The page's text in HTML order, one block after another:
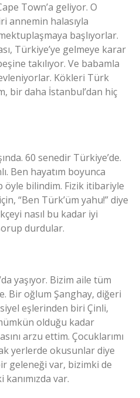
Town’a geliyor. O
annemin halasıyla
başlıyorlar.
Türkiye’ye gelmeye karar
takılıyor. Ve babamla
Kökleri Türk
bir daha İstanbul’dan hiç
60 senedir Türkiye’de.
Ben hayatım boyunca
öyle bilindim. Fizik itibariyle
“Ben Türk’üm yahu!” diye
nasıl bu kadar iyi
durdular.
yaşıyor. Bizim aile tüm
Bir oğlum Şanghay, diğeri
eşlerinden biri Çinli,
olduğu kadar
arzu ettim. Çocuklarımı
yerlerde okusunlar diye
geleneği var, bizimki de
var.